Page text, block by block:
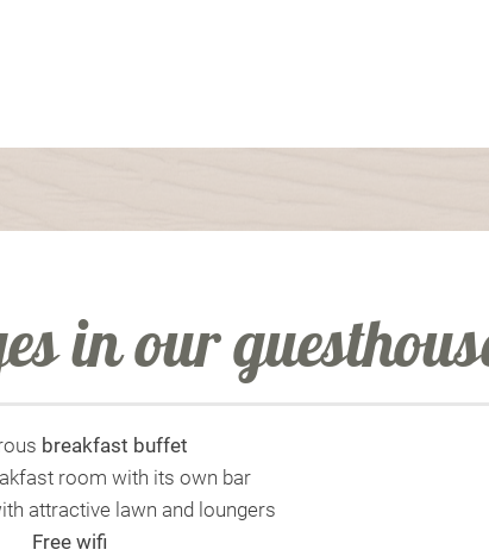
in our
breakfast buffet
room with its own bar
attractive lawn and loungers
Free wifi